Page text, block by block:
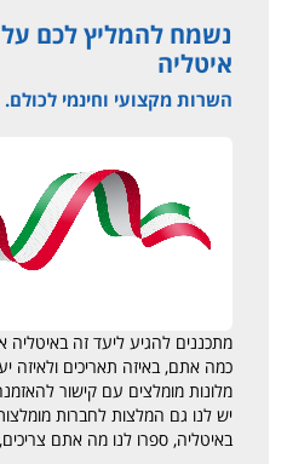
נשמח להמליץ לכם על
איטליה
השרות מקצועי וחינמי לכולם.
מתכננים להגיע ליעד זה באיטליה
כמה אתם, באיזה תאריכים ולאיזה
מלונות מומלצים עם קישור
יש לנו גם המלצות לחברות
באיטליה, ספרו לנו מה אתם